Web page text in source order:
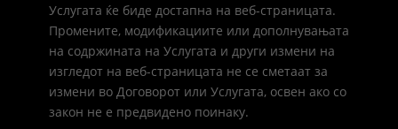
Услугата ќе биде достапна на веб-страницата.
Промените, модификациите или дополнувањата
на содржината на Услугата и други измени на
изгледот на веб-страницата не се сметаат за
измени во Договорот или Услугата, освен ако со
закон не е предвидено поинаку.